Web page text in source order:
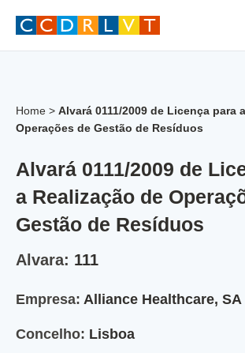
Home > Alvará 0111/2009 de Licença para
Operações de Gestão de Resíduos
Alvará 0111/2009 de
a Realização de
Gestão de Resíduos
Alvara: 111
Empresa: Alliance Healthcare, SA
Concelho: Lisboa